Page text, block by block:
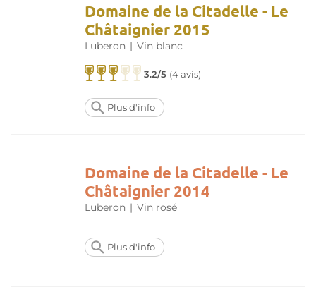
Domaine de la Citadelle - Le
Châtaignier 2015
Luberon | Vin blanc
3.2/5 (4 avis)
Plus d'info
Domaine de la Citadelle - Le
Châtaignier 2014
Luberon | Vin rosé
Plus d'info